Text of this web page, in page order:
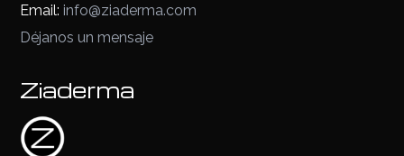
Email:info@ziaderma.com
Déjanos un mensaje
Ziaderma